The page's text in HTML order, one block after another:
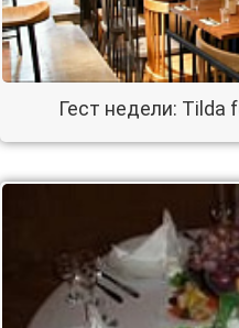
Гест недели: Tilda